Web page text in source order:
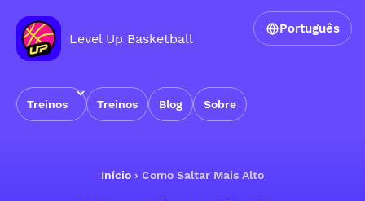
Level Up Basketball
Treinos Treinos Blog Sobre
Português
Início › Como Saltar Mais Alto